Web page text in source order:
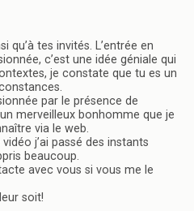
qu’à tes invités. L’entrée en
c’est une idée géniale qui
je constate que tu es un
par le présence de
merveilleux bonhomme que je
via le web.
j’ai passé des instants
beaucoup.
avec vous si vous me le
soit!